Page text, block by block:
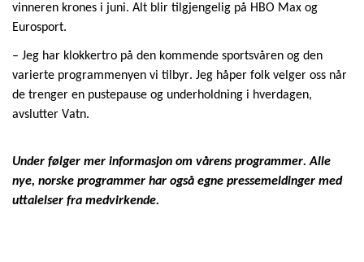
vinneren krones i juni. Alt blir tilgjengelig på HBO Max og
Eurosport.
– Jeg har klokkertro på den kommende sportsvåren og den
varierte programmenyen vi tilbyr. Jeg håper folk velger oss når
de trenger en pustepause og underholdning i hverdagen,
avslutter Vatn.
Under følger mer informasjon om vårens programmer. Alle
nye, norske programmer har også egne pressemeldinger med
uttalelser fra medvirkende.